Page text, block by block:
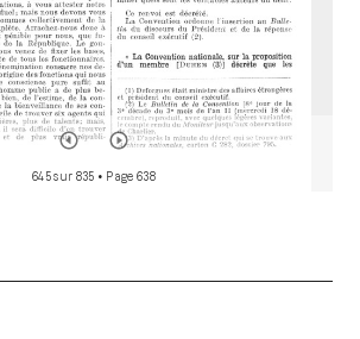
645 sur 835 • Page 638